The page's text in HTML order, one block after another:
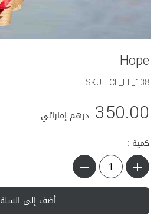
Hope
SKU : CF_FL_138
350.00 درهم إماراتي
كمية :
أضف إلى السلة